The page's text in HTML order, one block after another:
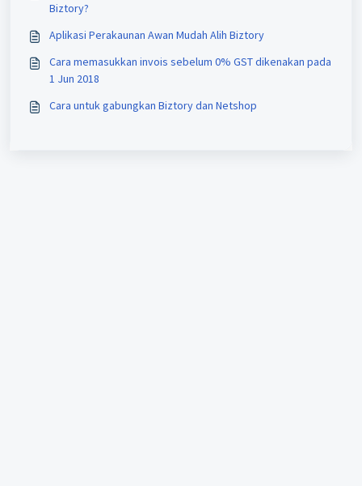
Biztory?
Aplikasi Perakaunan Awan Mudah Alih Biztory
Cara memasukkan invois sebelum 0% GST dikenakan pada
1 Jun 2018
Cara untuk gabungkan Biztory dan Netshop